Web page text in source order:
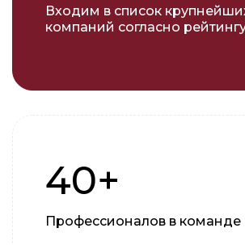
Входим в список
компаний согласно
40+
Профессионалов в команде